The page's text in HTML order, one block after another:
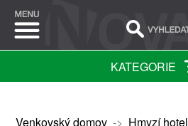
KATEGORIE
Venkovský domov-> Hmyzí hotel